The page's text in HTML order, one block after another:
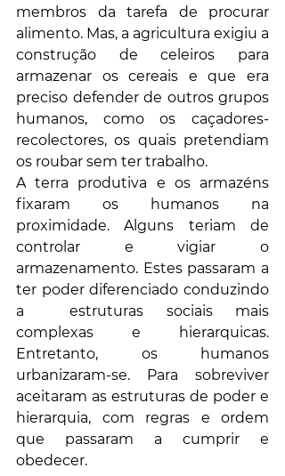
membros da tarefa de procurar
alimento. Mas, a agricultura exigiu a
construção de celeiros para
armazenar os cereais e que era
preciso defender de outros grupos
humanos, como os caçadores-
recolectores, os quais pretendiam
os roubar sem ter trabalho.
A terra produtiva e os armazéns
fixaram os humanos na
proximidade. Alguns teriam de
controlar e vigiar o
armazenamento. Estes passaram a
ter poder diferenciado conduzindo
a  estruturas sociais mais
complexas e hierarquicas.
Entretanto, os humanos
urbanizaram-se. Para sobreviver
aceitaram as estruturas de poder e
hierarquia, com regras e ordem
que passaram a cumprir e
obedecer.